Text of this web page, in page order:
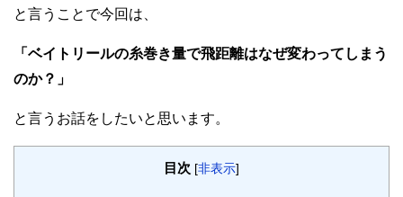
と言うことで今回は、
「ベイトリールの糸巻き量で飛距離はなぜ変わってしまう
のか？」
と言うお話をしたいと思います。
目次 [非表示]